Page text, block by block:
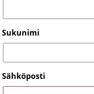
Sukunimi
Sähköposti